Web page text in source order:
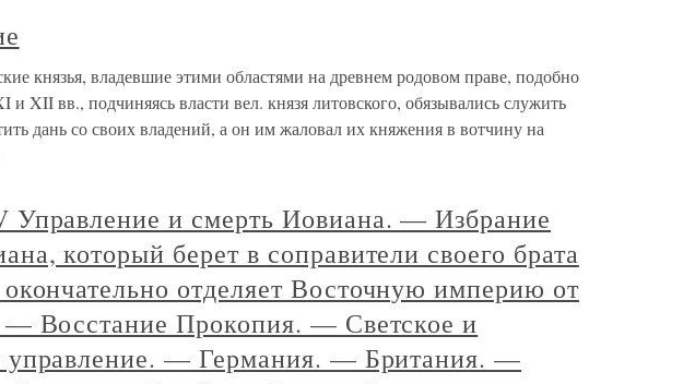
князья, владевшие этими областями на древнем родовом праве, подобно
и XII вв., подчиняясь власти вел. князя литовского, обязывались служить
дань со своих владений, а он им жаловал их княжения в вотчину на
Управление и смерть Иовиана. — Избрание
который берет в соправители своего брата
отделяет Восточную империю от
— Восстание Прокопия. — Светское и
управление. — Германия. — Британия. —